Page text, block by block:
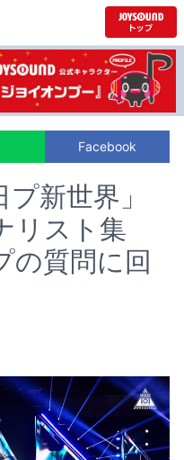
Facebook
新世界」
リスト集
の質問に回